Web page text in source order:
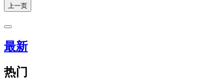
上一页
最新
热门